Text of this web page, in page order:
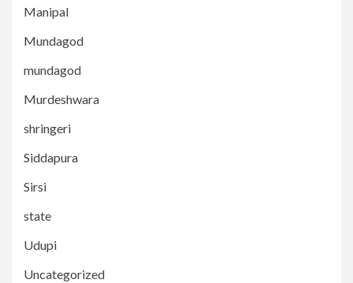
Manipal
Mundagod
mundagod
Murdeshwara
shringeri
Siddapura
Sirsi
state
Udupi
Uncategorized